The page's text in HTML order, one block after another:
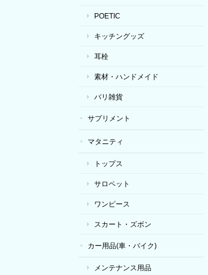
POETIC
キッチングッズ
耳栓
素材・ハンドメイド
バリ雑貨
サプリメント
マタニティ
トップス
サロペット
ワンピース
スカート・ズボン
カー用品(車・バイク)
メンテナンス用品